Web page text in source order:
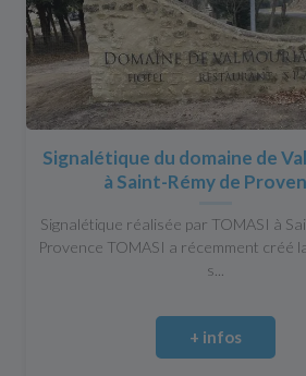
Signalétique du domaine de
à Saint-Rémy de
Signalétique réalisée par TOMASI à
Provence TOMASI a récemment créé
s...
+ infos